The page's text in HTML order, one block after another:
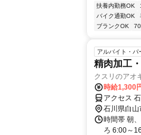
扶養内勤務OK
バイク通勤OK
ブランクOK
アルバイト・パ
精肉加工
クスリのア
時給1,300
アクセス
石川県白山
時間帯 朝
ろ 6:00～